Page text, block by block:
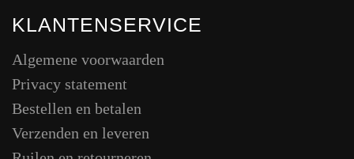
KLANTENSERVICE
Algemene voorwaarden
Privacy statement
Bestellen en betalen
Verzenden en leveren